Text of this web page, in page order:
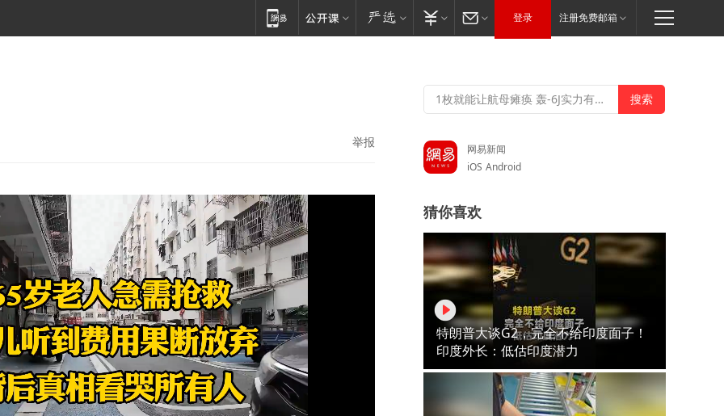
登录 注册免费邮箱
举报
网易新闻
iOS Android
猜你喜欢
特朗普大谈G2，完全不给印度面子！
印度外长：低估印度潜力